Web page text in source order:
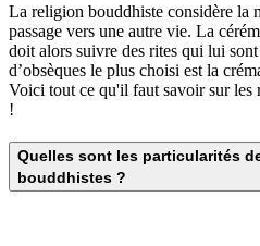
La religion bouddhiste considère la
passage vers une autre vie. La
doit alors suivre des rites qui lui
d’obsèques le plus choisi est la
Voici tout ce qu'il faut savoir sur les
!
Quelles sont les particularités
bouddhistes ?